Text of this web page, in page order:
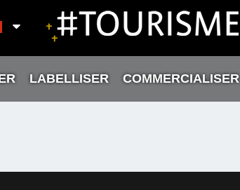
LABELLISER COMMERCIALISER